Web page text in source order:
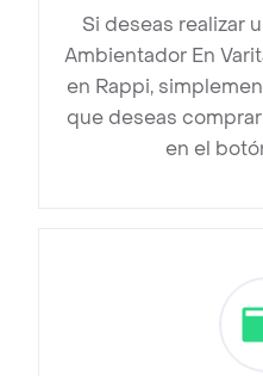
Si deseas realizar
Ambientador En
en Rappi,
que deseas
en el